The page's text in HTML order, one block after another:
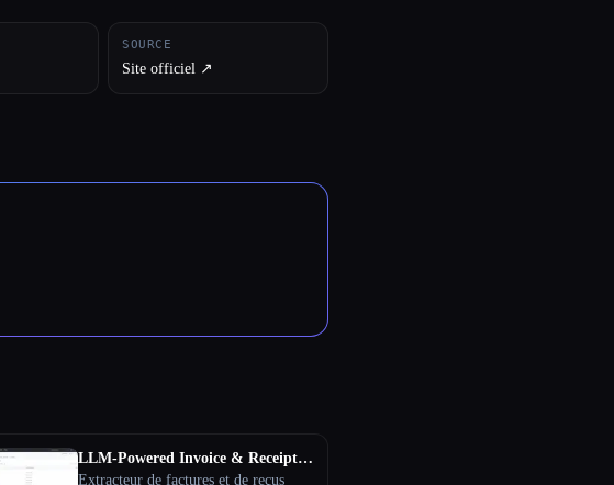
SOURCE
Site officiel ↗︎
LLM-Powered Invoice & Receipt
Extractor (OSS)
Extracteur de factures et de reçus